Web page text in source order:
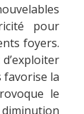
pour
foyers.
la
le